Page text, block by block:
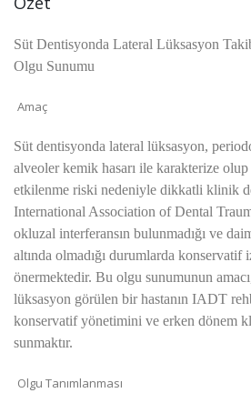
Süt Dentisyonda Lateral Lüksasyon
Olgu Sunumu
Amaç
Süt dentisyonda lateral lüksasyon,
alveoler kemik hasarı ile karakterize
etkilenme riski nedeniyle dikkatli klinik
International Association of Dental
okluzal interferansın bulunmadığı ve
altında olmadığı durumlarda konservatif
önermektedir. Bu olgu sunumunun
lüksasyon görülen bir hastanın IADT
konservatif yönetimini ve erken dönem
sunmaktır.
Olgu Tanımlanması